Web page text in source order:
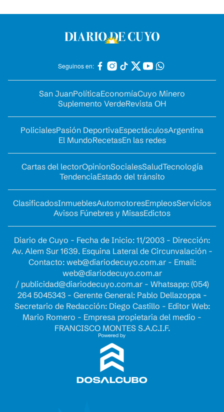
Seguinos en:
San JuanPolíticaEconomíaCuyo Minero
Suplemento VerdeRevista OH
PolicialesPasión DeportivaEspectáculosArgentina
El MundoRecetasEn las redes
Cartas del lectorOpinionSocialesSaludTecnología
TendenciaEstado del tránsito
ClasificadosInmueblesAutomotoresEmpleosServicios
Avisos Fúnebres y MisasEdictos
Diario de Cuyo - Fecha de Inicio: 11/2003 - Dirección:
Av. Alem Sur 1639. Esquina Lateral de Circunvalación -
Contacto: web@diariodecuyo.com.ar- Email:
web@diariodecuyo.com.ar
/ publicidad@diariodecuyo.com.ar- Whatsapp: (054)
264 5045343 - Gerente General: Pablo Dellazoppa -
Secretario de Redacción: Diego Castillo - Editor Web:
Mario Romero - Empresa propietaria del medio -
FRANCISCO MONTES S.A.C.I.F.